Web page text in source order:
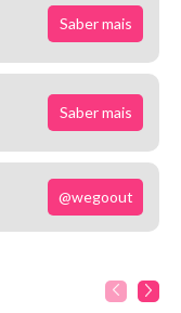
Saber mais
Saber mais
@wegoout